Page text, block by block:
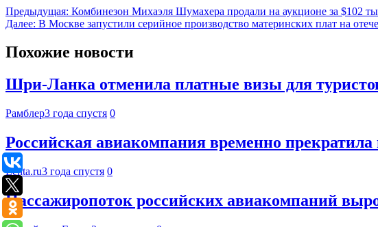
Предыдущая: Комбинезон Михаэля Шумахера продали на аукционе за $102
Далее: В Москве запустили серийное производство материнских плат на
Похожие новости
Шри-Ланка отменила платные визы для
Рамблер3 года спустя 0
Российская авиакомпания временно
Lenta.ru3 года спустя 0
Пассажиропоток российских авиакомпаний